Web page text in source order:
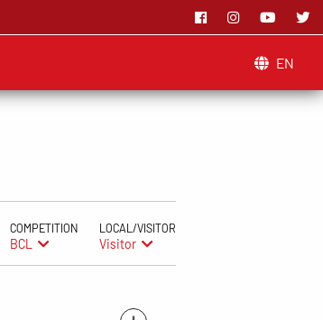
EN
COMPETITION
BCL
LOCAL/VISITOR
Visitor